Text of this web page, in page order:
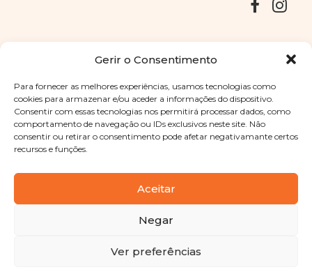
Gerir o Consentimento
Para fornecer as melhores experiências, usamos tecnologias como
cookies para armazenar e/ou aceder a informações do dispositivo.
Consentir com essas tecnologias nos permitirá processar dados, como
comportamento de navegação ou IDs exclusivos neste site. Não
consentir ou retirar o consentimento pode afetar negativamante certos
recursos e funções.
Aceitar
Negar
Ver preferências
Copyright © 2025 Sabores Santa Clara
. Todos os direitos
reservadosPolítica de Privacidade |Termos e condições
Designed byShift Your Branding Agency